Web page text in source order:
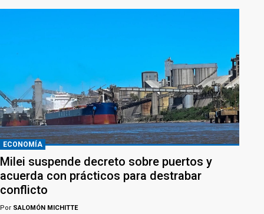
ECONOMÍA
Milei suspende decreto sobre puertos y
acuerda con prácticos para destrabar
conflicto
Por SALOMÓN MICHITTE